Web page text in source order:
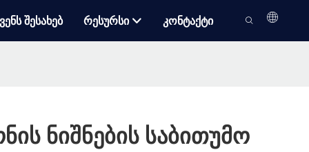
Შესახებ Რესურსი Კონტაქტი
ნიშნების საბითუმო